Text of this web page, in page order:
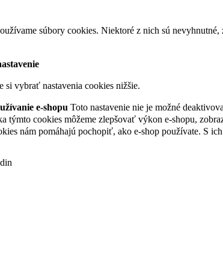
súbory cookies. Niektoré z nich sú
si vybrať nastavenia cookies nižšie.
e-shopu Toto nastavenie nie je možné
týmto cookies môžeme zlepšovať výkon e-shopu,
nám pomáhajú pochopiť, ako e-shop používate. S